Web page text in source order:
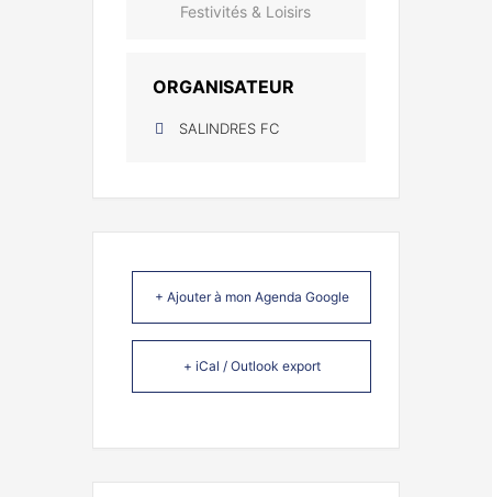
Festivités & Loisirs
ORGANISATEUR
SALINDRES FC
+ Ajouter à mon Agenda Google
+ iCal / Outlook export